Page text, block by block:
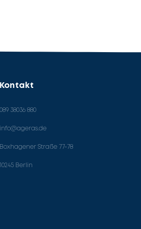
Kontakt
089 38036 880
info@ageras.de
Boxhagener Straße 77-78
10245 Berlin